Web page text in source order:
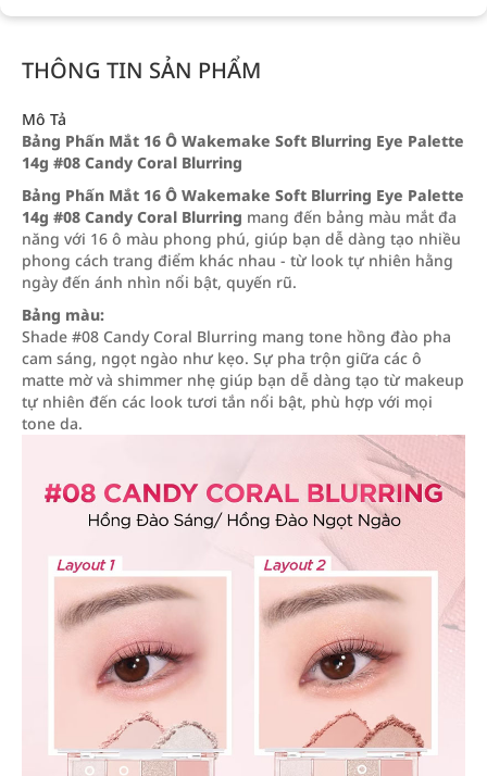
THÔNG TIN SẢN PHẨM
Mô Tả
Bảng Phấn Mắt 16 Ô Wakemake Soft Blurring Eye Palette
14g #08 Candy Coral Blurring
Bảng Phấn Mắt 16 Ô Wakemake Soft Blurring Eye Palette
14g #08 Candy Coral Blurring mang đến bảng màu mắt đa
năng với 16 ô màu phong phú, giúp bạn dễ dàng tạo nhiều
phong cách trang điểm khác nhau - từ look tự nhiên hằng
ngày đến ánh nhìn nổi bật, quyến rũ.
Bảng màu:
Shade #08 Candy Coral Blurring mang tone hồng đào pha
cam sáng, ngọt ngào như kẹo. Sự pha trộn giữa các ô
matte mờ và shimmer nhẹ giúp bạn dễ dàng tạo từ makeup
tự nhiên đến các look tươi tắn nổi bật, phù hợp với mọi
tone da.